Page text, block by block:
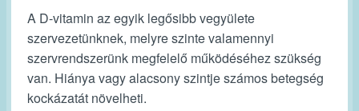
A D-vitamin az egyik legősibb vegyülete
szervezetünknek, melyre szinte valamennyi
szervrendszerünk megfelelő működéséhez szükség
van. Hiánya vagy alacsony szintje számos betegség
kockázatát növelheti.